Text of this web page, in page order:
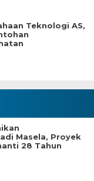
Teknologi AS,
Masela, Proyek
28 Tahun